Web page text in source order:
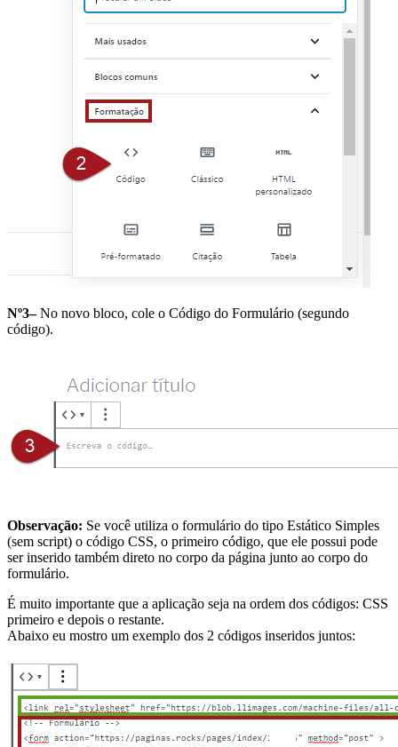
Nº3–No novo bloco, cole o Código do Formulário (segundo
código).
Observação: Se você utiliza o formulário do tipo Estático Simples
(sem script) o código CSS, o primeiro código, que ele possui pode
ser inserido também direto no corpo da página junto ao corpo do
formulário.
É muito importante que a aplicação seja na ordem dos códigos: CSS
primeiro e depois o restante.
Abaixo eu mostro um exemplo dos 2 códigos inseridos juntos: